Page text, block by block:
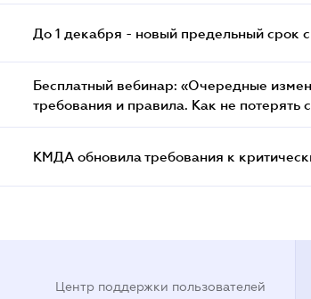
До 1 декабря - новый предельный срок
Бесплатный вебинар: «Очередные
требования и правила. Как не потерять
КМДА обновила требования к
Центр поддержки пользователей